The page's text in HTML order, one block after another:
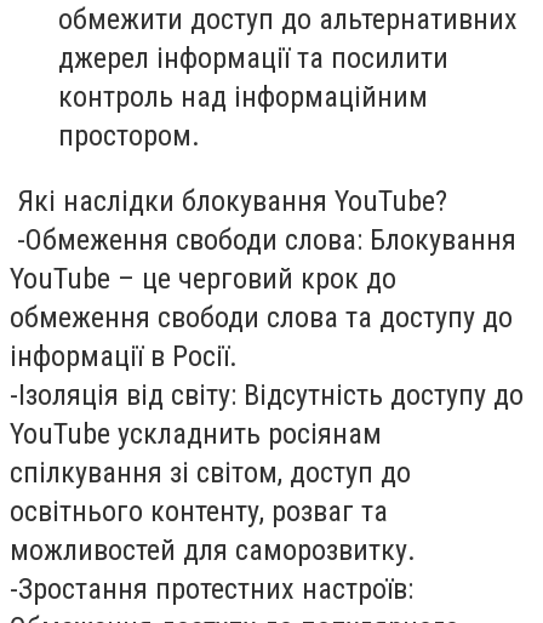
обмежити доступ до альтернативних
джерел інформації та посилити
контроль над інформаційним
простором.
Які наслідки блокування YouTube?
-Обмеження свободи слова: Блокування
YouTube – це черговий крок до
обмеження свободи слова та доступу до
інформації в Росії.
-Ізоляція від світу: Відсутність доступу до
YouTube ускладнить росіянам
спілкування зі світом, доступ до
освітнього контенту, розваг та
можливостей для саморозвитку.
-Зростання протестних настроїв: